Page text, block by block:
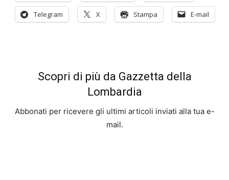
Telegram X Stampa E-mail
Scopri di più da Gazzetta della
Lombardia
Abbonati per ricevere gli ultimi articoli inviati alla tua e-
mail.